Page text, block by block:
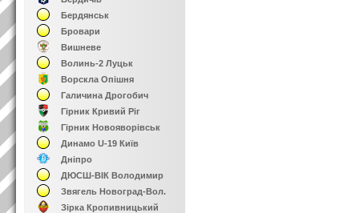
Бердянськ
Бровари
Вишневе
Волинь-2 Луцьк
Ворскла Опішня
Галичина Дрогобич
Гірник Кривий Ріг
Гірник Новояворівськ
Динамо U-19 Київ
Дніпро
ДЮСШ-ВІК Володимир
Звягель Новоград-Вол.
Зірка Кропивницький